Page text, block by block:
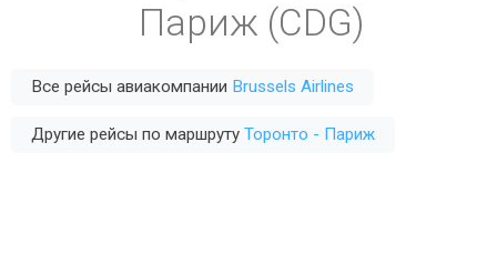
Париж (CDG)
Все рейсы авиакомпании Brussels Airlines
Другие рейсы по маршруту Торонто - Париж